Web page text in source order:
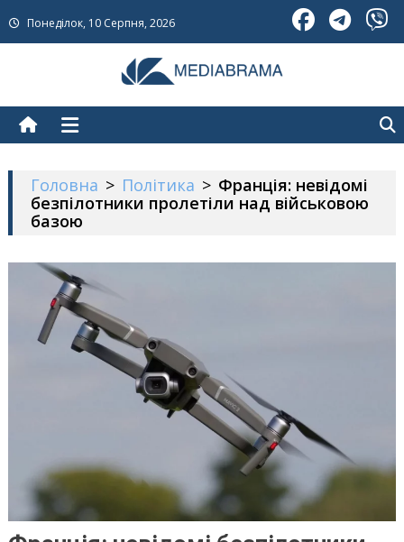
to
Понеділок, 10 Серпня, 2026
Головна > Політика > Франція: невідомі
безпілотники пролетіли над військовою
базою